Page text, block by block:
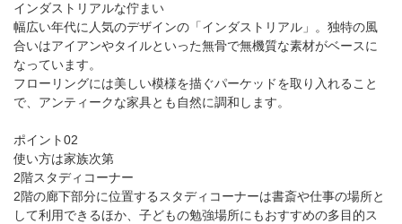
インダストリアルな佇まい
幅広い年代に人気のデザインの「インダストリアル」。独特の風
合いはアイアンやタイルといった無骨で無機質な素材がベースに
なっています。
フローリングには美しい模様を描ぐパーケッドを取り入れること
で、アンティークな家具とも自然に調和します。
ポイント02
使い方は家族次第
2階スタディコーナー
2階の廊下部分に位置するスタディコーナーは書斎や仕事の場所と
して利用できるほか、子どもの勉強場所にもおすすめの多目的ス